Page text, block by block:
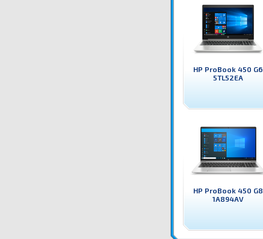
HP ProBook 450 G6
5TL52EA
HP ProBook 450 G8
1A894AV